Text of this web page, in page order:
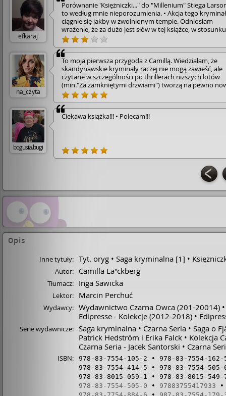
efkaraj
Porównanie 'Księżniczki..." do "Millenium" Stiega
to według mnie nieporozumienia. • Akcja tego
ciągnie się jakby w zwolnionym tempie. Odniosłam
wrażenie, że za dużo jest słów w tej książce, w
treści... • Może to kwestia tłumaczenia oraz irytującego
słowa "bynajmniej" wtrącanego do zbyt dużej ilości
zaprzeczeń.
na_czyta
To moja pierwsza przygoda z Camillą. Wiedziałam, że
skandynawskie kryminały raczej nie mogą zawieść, ale
czytane w szczególności po thrillerach niższych lotów
(min."Za zamkniętymi drzwiami") tworzą na pewno
jakość. Płyniemy po kartkach powieści bez zbędnych,
udziwnionych zwrotów akcji i oderwań od
Oczywiście momentami zalatuje tu kobiecym piórem i
popłynięciem na fali romantycznych uniesień, ale
bogusia.bugi
Ciekawa książka!!! • Polecam!!!
Opis
Inne tytuły: Tyt. oryg Saga kryminalna [1]
Autor: Camilla La"ckberg
Tłumacz: Inga Sawicka
Lektor: Marcin Perchuć
Wydawcy: Wydawnictwo Czarna Owca (201-20014)
Edipresse - Kolekcje (2012-2018)
Serie wydawnicze: Saga kryminalna Czarna Seria
Saga o
Patrick Hedström i Erika Falck
Kolekcja
Czarna Seria - Jacek Santorski
Czarna
ISBN: 978-83-7554-105-2
978-83-7554-162-
978-83-7554-414-5
978-83-7554-505-
978-83-8015-059-1
978-83-8015-549-
978-83-7554-505-0
97883755417933